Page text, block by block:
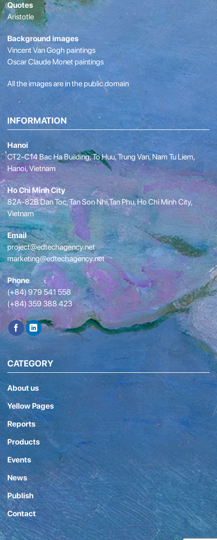
Quotes
Aristotle
Background images
Vincent Van Gogh paintings
Oscar Claude Monet paintings
All the images are in the public domain
INFORMATION
Hanoi
CT2-C14 Bac Ha Building, To Huu, Trung Van, Nam Tu Liem,
Hanoi, Vietnam
Ho Chi Minh City
82A-82B Dan Toc, Tan Son Nhi,Tan Phu, Ho Chi Minh City,
Vietnam
Email
project@edtechagency.net
marketing@edtechagency.net
Phone
(+84) 979 541 558
(+84) 359 388 423
CATEGORY
About us
Yellow Pages
Reports
Products
Events
News
Publish
Contact